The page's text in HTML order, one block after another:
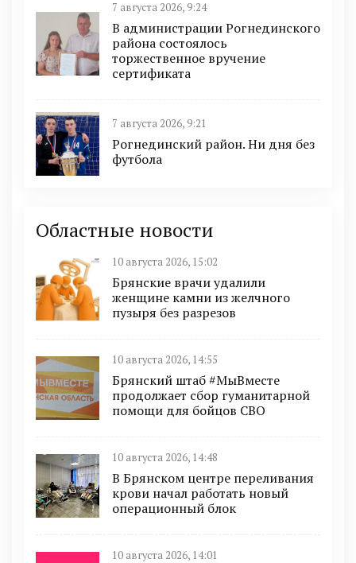
7 августа 2026, 9:24
В администрации Рогнединского
района состоялось
торжественное вручение
сертификата
7 августа 2026, 9:21
Рогнединский район. Ни дня без
футбола
Областные новости
10 августа 2026, 15:02
Брянские врачи удалили
женщине камни из желчного
пузыря без разрезов
10 августа 2026, 14:55
Брянский штаб #МыВместе
продолжает сбор гуманитарной
помощи для бойцов СВО
10 августа 2026, 14:48
В Брянском центре переливания
крови начал работать новый
операционный блок
10 августа 2026, 14:01